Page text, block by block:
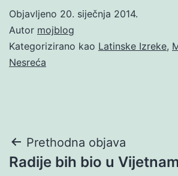
Objavljeno 20. siječnja 2014.
Autor mojblog
Kategorizirano kao Latinske Izreke,
Nesreća
Navigacija
Prethodna objava
Radije bih bio u